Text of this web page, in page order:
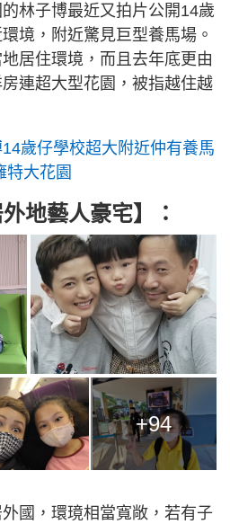
林子博最近又拍片公開14歲
境，附近驚見巨型養馬場。
居住環境，而且去年底更由
連超大型花園，被指越住越
歲仔學校超大附近仲有養馬
特大花園
地藝人豪宅】：
+94
國，環璄相當寬敞，若有子